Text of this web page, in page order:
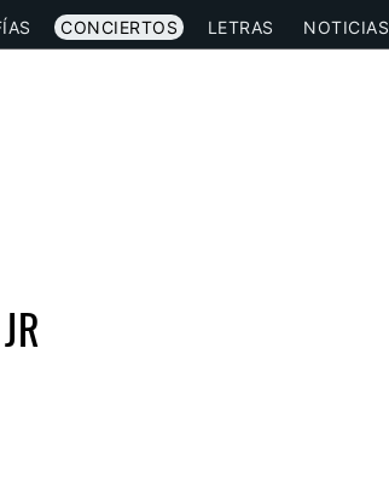
CONCIERTOS LETRAS NOTICIAS